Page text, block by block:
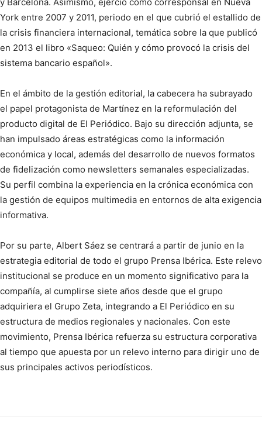
York entre 2007 y 2011, periodo en el que cubrió el estallido de
la crisis financiera internacional, temática sobre la que publicó
en 2013 el libro «Saqueo: Quién y cómo provocó la crisis del
sistema bancario español».
En el ámbito de la gestión editorial, la cabecera ha subrayado
el papel protagonista de Martínez en la reformulación del
producto digital de El Periódico. Bajo su dirección adjunta, se
han impulsado áreas estratégicas como la información
económica y local, además del desarrollo de nuevos formatos
de fidelización como newsletters semanales especializadas.
Su perfil combina la experiencia en la crónica económica con
la gestión de equipos multimedia en entornos de alta exigencia
informativa.
Por su parte, Albert Sáez se centrará a partir de junio en la
estrategia editorial de todo el grupo Prensa Ibérica. Este relevo
institucional se produce en un momento significativo para la
compañía, al cumplirse siete años desde que el grupo
adquiriera el Grupo Zeta, integrando a El Periódico en su
estructura de medios regionales y nacionales. Con este
movimiento, Prensa Ibérica refuerza su estructura corporativa
al tiempo que apuesta por un relevo interno para dirigir uno de
sus principales activos periodísticos.